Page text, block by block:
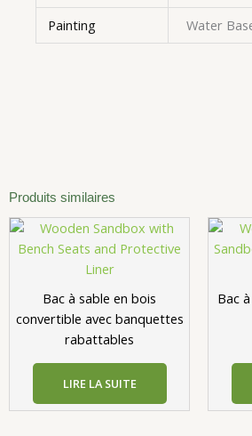
Painting
Water
Produits similaires
Bac à sable en bois
convertible avec banquettes
rabattables
LIRE LA SUITE
Bac